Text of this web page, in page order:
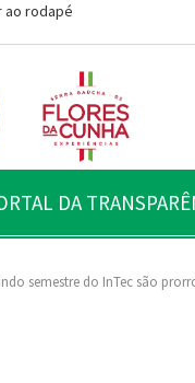
rodapé
DA
semestre do InTec são